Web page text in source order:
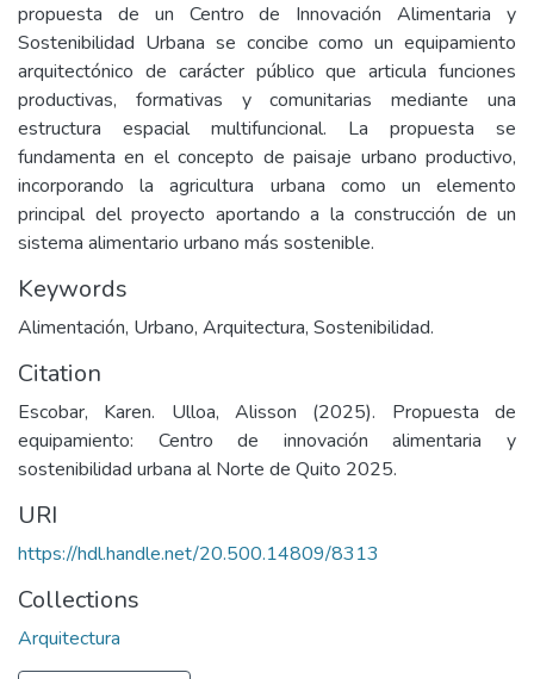
propuesta de un Centro de Innovación Alimentaria y
Sostenibilidad Urbana se concibe como un equipamiento
arquitectónico de carácter público que articula funciones
productivas, formativas y comunitarias mediante una
estructura espacial multifuncional. La propuesta se
fundamenta en el concepto de paisaje urbano productivo,
incorporando la agricultura urbana como un elemento
principal del proyecto aportando a la construcción de un
sistema alimentario urbano más sostenible.
Keywords
Alimentación, Urbano, Arquitectura, Sostenibilidad.
Citation
Escobar, Karen. Ulloa, Alisson (2025). Propuesta de
equipamiento: Centro de innovación alimentaria y
sostenibilidad urbana al Norte de Quito 2025.
URI
https://hdl.handle.net/20.500.14809/8313
Collections
Arquitectura